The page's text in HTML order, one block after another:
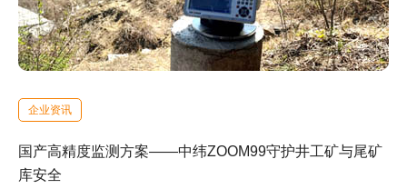
企业资讯
国产高精度监测方案——中纬ZOOM99守护井工矿与尾矿
库安全